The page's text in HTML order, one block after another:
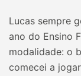
Lucas sempre
ano do Ensino
modalidade: o
comecei a